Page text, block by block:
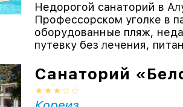
Недорогой санаторий в
Профессорском уголке в
оборудованные пляж,
путевку без лечения,
Санаторий